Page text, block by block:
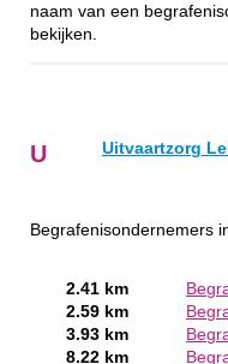
naam van een
bekijken.
U Uitvaartzorg
Begrafenisondernemers
2.41 km
2.59 km
3.93 km
8.22 km